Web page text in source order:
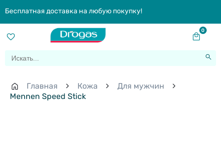
Бесплатная доставка на любую покупку!
0
Главная Кожа
Для мужчин
Mennen Speed Stick